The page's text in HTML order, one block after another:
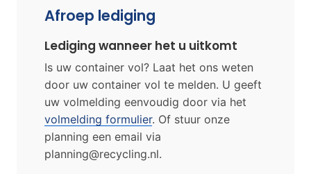
Afroep lediging
Lediging wanneer het u uitkomt
Is uw container vol? Laat het ons weten
door uw container vol te melden. U geeft
uw volmelding eenvoudig door via het
volmelding formulier. Of stuur onze
planning een email via
planning@recycling.nl.